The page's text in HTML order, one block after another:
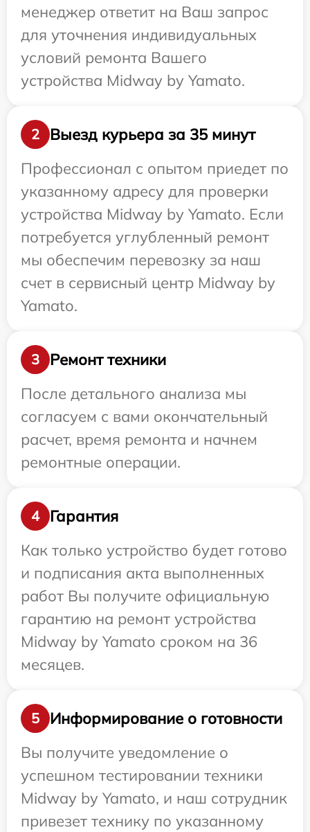
менеджер ответит на Ваш запрос
для уточнения индивидуальных
условий ремонта Вашего
устройства Midway by Yamato.
2
Выезд курьера за 35 минут
Профессионал с опытом приедет по
указанному адресу для проверки
устройства Midway by Yamato. Если
потребуется углубленный ремонт
мы обеспечим перевозку за наш
счет в сервисный центр Midway by
Yamato.
3
Ремонт техники
После детального анализа мы
согласуем с вами окончательный
расчет, время ремонта и начнем
ремонтные операции.
4
Гарантия
Как только устройство будет готово
и подписания акта выполненных
работ Вы получите официальную
гарантию на ремонт устройства
Midway by Yamato сроком на 36
месяцев.
5
Информирование о готовности
Вы получите уведомление о
успешном тестировании техники
Midway by Yamato, и наш сотрудник
привезет технику по указанному